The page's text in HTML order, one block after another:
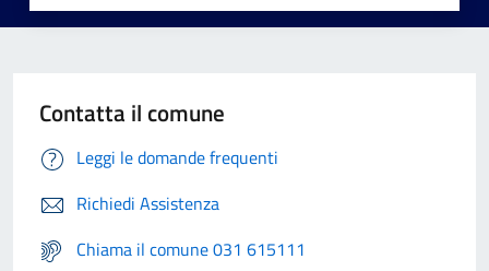
Contatta il comune
Leggi le domande frequenti
Richiedi Assistenza
Chiama il comune 031 615111